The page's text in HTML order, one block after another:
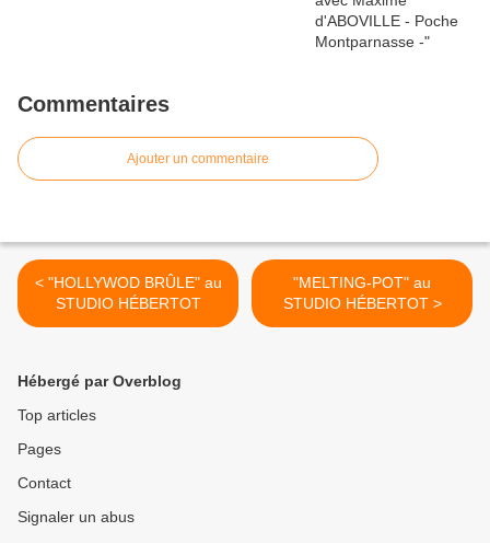
Commentaires
Ajouter un commentaire
< "HOLLYWOD BRÛLE" au
STUDIO HÉBERTOT
"MELTING-POT" au
STUDIO HÉBERTOT >
Hébergé par Overblog
Top articles
Pages
Contact
Signaler un abus